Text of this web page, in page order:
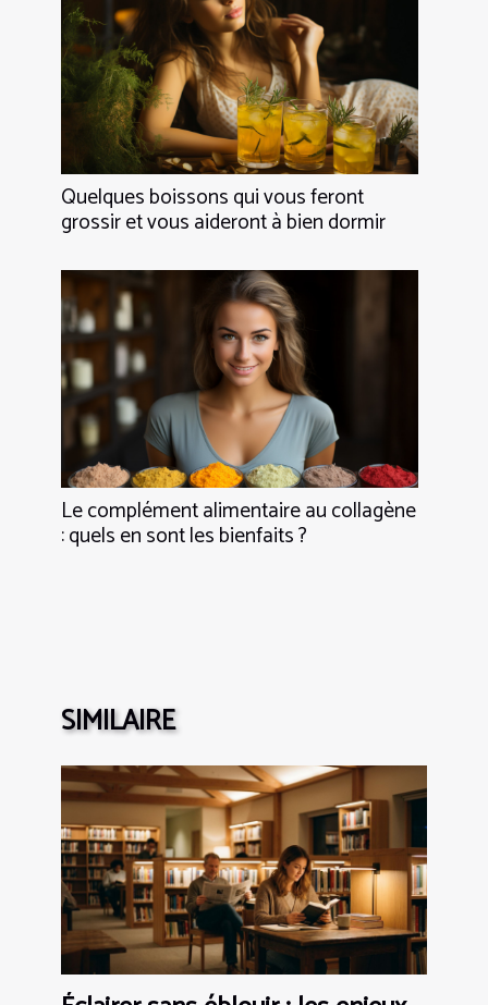
Quelques boissons qui vous feront
grossir et vous aideront à bien dormir
Le complément alimentaire au collagène
: quels en sont les bienfaits ?
SIMILAIRE